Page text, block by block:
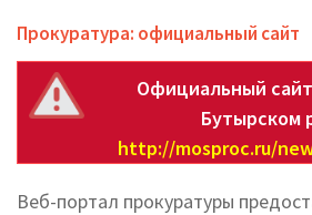
Прокуратура: официальный сайт
Официальный
Бутырском
http://mosproc.ru/
Веб-портал прокуратуры